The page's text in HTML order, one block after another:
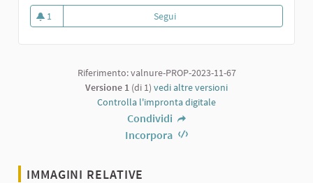
1
1 sostenitori
Segui
Riferimento: valnure-PROP-2023-11-67
Versione 1 (di 1) vedi altre versioni
Controlla l'impronta digitale
Condividi
Incorpora
IMMAGINI RELATIVE